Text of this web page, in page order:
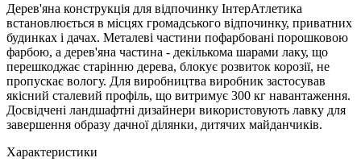
Дерев'яна конструкція для відпочинку ІнтерАтлетика
встановлюється в місцях громадського відпочинку, приватних
будинках і дачах. Металеві частини пофарбовані порошковою
фарбою, а дерев'яна частина - декількома шарами лаку, що
перешкоджає старінню дерева, блокує розвиток корозії, не
пропускає вологу. Для виробництва виробник застосував
якісний сталевий профіль, що витримує 300 кг навантаження.
Досвідчені ландшафтні дизайнери використовують лавку для
завершення образу дачної ділянки, дитячих майданчиків.
Характеристики